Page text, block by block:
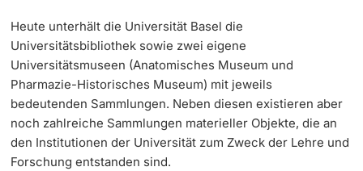
Heute unterhält die Universität Basel die
Universitätsbibliothek sowie zwei eigene
Universitätsmuseen (Anatomisches Museum und
Pharmazie-Historisches Museum) mit jeweils
bedeutenden Sammlungen. Neben diesen existieren aber
noch zahlreiche Sammlungen materieller Objekte, die an
den Institutionen der Universität zum Zweck der Lehre und
Forschung entstanden sind.